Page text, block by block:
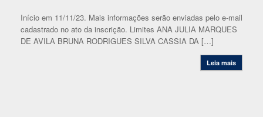
Início em 11/11/23. Mais informações serão enviadas pelo e-mail
cadastrado no ato da inscrição. Limites ANA JULIA MARQUES
DE AVILA BRUNA RODRIGUES SILVA CASSIA DA […]
Leia mais